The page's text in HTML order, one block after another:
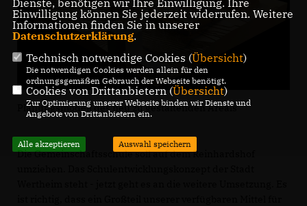
Planungsmodell des neu zu gestaltenden Areals
Die Gemeinschaftsschule soll auf dem Reinhardshof
Einwilligung können Sie jederzeit widerrufen. Weitere
Informationen finden Sie in unserer
Datenschutzerklärung.
Technisch notwendige Cookies (Übersicht)
Die notwendigen Cookies werden allein für den
ordnungsgemäßen Gebrauch der Webseite benötigt.
Cookies von Drittanbietern (Übersicht)
Zur Optimierung unserer Webseite binden wir Dienste und
Angebote von Drittanbietern ein.
Alle akzeptieren Auswahl speichern